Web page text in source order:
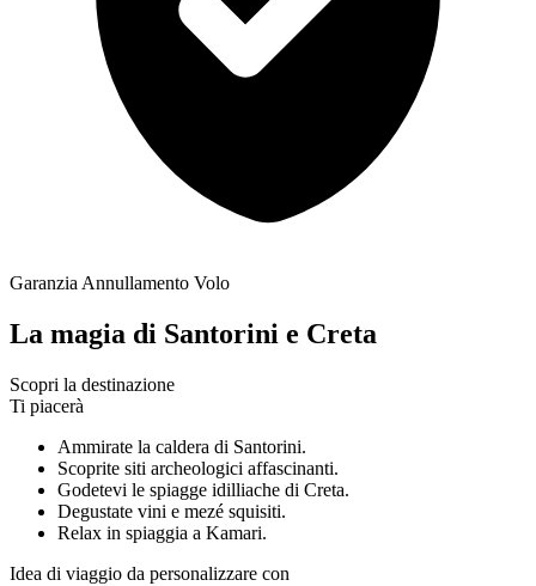
Garanzia Annullamento Volo
La magia di Santorini e Creta
Scopri la destinazione
Ti piacerà
Ammirate la caldera di Santorini.
Scoprite siti archeologici affascinanti.
Godetevi le spiagge idilliache di Creta.
Degustate vini e mezé squisiti.
Relax in spiaggia a Kamari.
Idea di viaggio da personalizzare con